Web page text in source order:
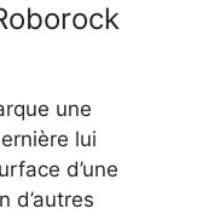
une
lui
d’une
d’autres